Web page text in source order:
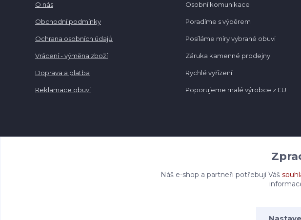
O nás
Obchodní podmínky
Ochrana osobních údajů
Vrácení - výměna zboží
Doprava a platba
Reklamace obuvi
Osobní komunikace
Poradíme s výběrem
Posíláme míry vybrané obuvi
Záruka kamenné prodejny
Rychlé vyřízení
Poporujeme malé výrobce z EU
Náš e-shop a partneři potřebují Váš